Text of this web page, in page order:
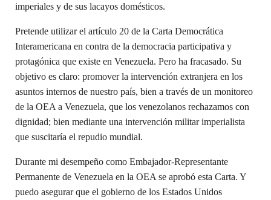
imperiales y de sus lacayos domésticos.
Pretende utilizar el artículo 20 de la Carta Democrática
Interamericana en contra de la democracia participativa y
protagónica que existe en Venezuela. Pero ha fracasado. Su
objetivo es claro: promover la intervención extranjera en los
asuntos internos de nuestro país, bien a través de un monitoreo
de la OEA a Venezuela, que los venezolanos rechazamos con
dignidad; bien mediante una intervención militar imperialista
que suscitaría el repudio mundial.
Durante mi desempeño como Embajador-Representante
Permanente de Venezuela en la OEA se aprobó esta Carta. Y
puedo asegurar que el gobierno de los Estados Unidos